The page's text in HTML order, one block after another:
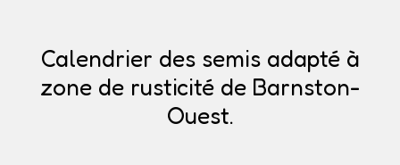
Calendrier des semis adapté à
zone de rusticité de Barnston-
Ouest.